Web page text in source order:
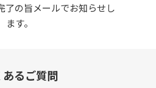
了の旨メールでお知らせし
ます。
あるご質問